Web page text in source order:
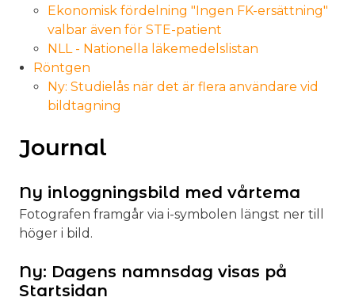
Ekonomisk fördelning "Ingen FK-ersättning"
valbar även för STE-patient
NLL - Nationella läkemedelslistan
Röntgen
Ny: Studielås när det är flera användare vid
bildtagning
Journal
Ny inloggningsbild med vårtema
Fotografen framgår via i-symbolen längst ner till
höger i bild.
Ny: Dagens namnsdag visas på
Startsidan